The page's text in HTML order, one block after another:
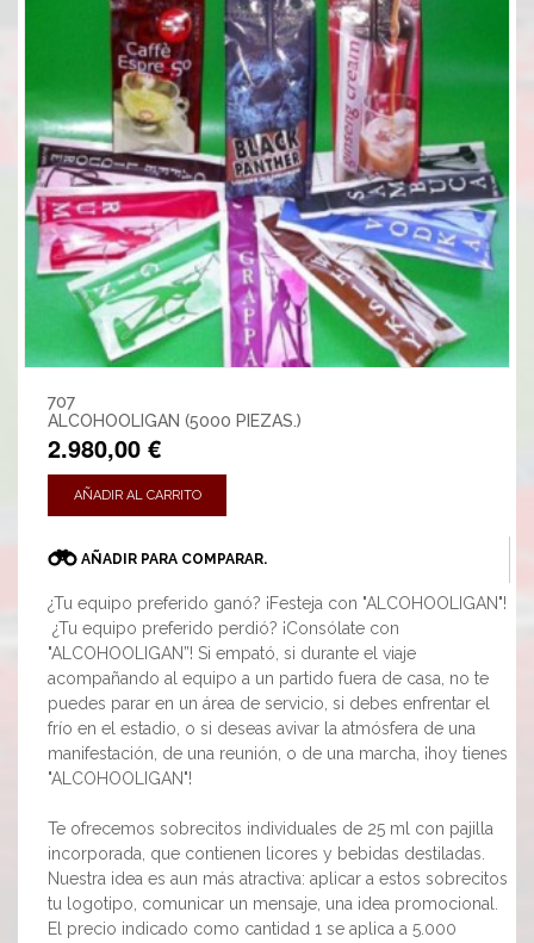
707
ALCOHOOLIGAN (5000 PIEZAS.)
2.980,00 €
AÑADIR AL CARRITO
AÑADIR PARA COMPARAR.
¿Tu equipo preferido ganó? ¡Festeja con "ALCOHOOLIGAN"!
¿Tu equipo preferido perdió? ¡Consólate con
"ALCOHOOLIGAN”! Si empató, si durante el viaje
acompañando al equipo a un partido fuera de casa, no te
puedes parar en un área de servicio, si debes enfrentar el
frío en el estadio, o si deseas avivar la atmósfera de una
manifestación, de una reunión, o de una marcha, ¡hoy tienes
"ALCOHOOLIGAN"!
Te ofrecemos sobrecitos individuales de 25 ml con pajilla
incorporada, que contienen licores y bebidas destiladas.
Nuestra idea es aun más atractiva: aplicar a estos sobrecitos
tu logotipo, comunicar un mensaje, una idea promocional.
El precio indicado como cantidad 1 se aplica a 5.000